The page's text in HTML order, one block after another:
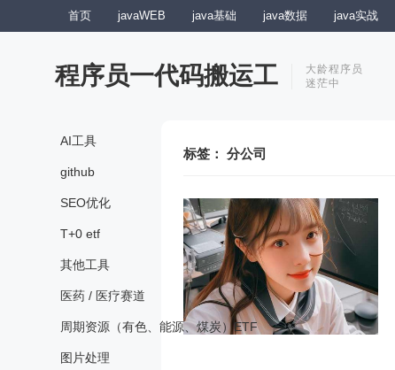
首页 javaWEB java基础 java数据 java实战
程序员一代码搬运工
大龄程序员
迷茫中
AI工具
github
SEO优化
T+0 etf
其他工具
医药 / 医疗赛道
周期资源（有色、能源、煤炭）ETF
图片处理
标签： 分公司